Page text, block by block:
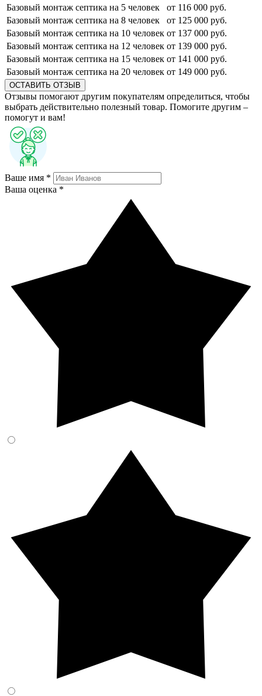
Базовый монтаж септика на 5 человек
от 116 000 руб.
Базовый монтаж септика на 8 человек
от 125 000 руб.
Базовый монтаж септика на 10 человек от 137 000 руб.
Базовый монтаж септика на 12 человек от 139 000 руб.
Базовый монтаж септика на 15 человек от 141 000 руб.
Базовый монтаж септика на 20 человек от 149 000 руб.
ОСТАВИТЬ ОТЗЫВ
Отзывы помогают другим покупателям определиться, чтобы
выбрать действительно полезный товар. Помогите другим –
помогут и вам!
Ваше имя *
Ваша оценка *